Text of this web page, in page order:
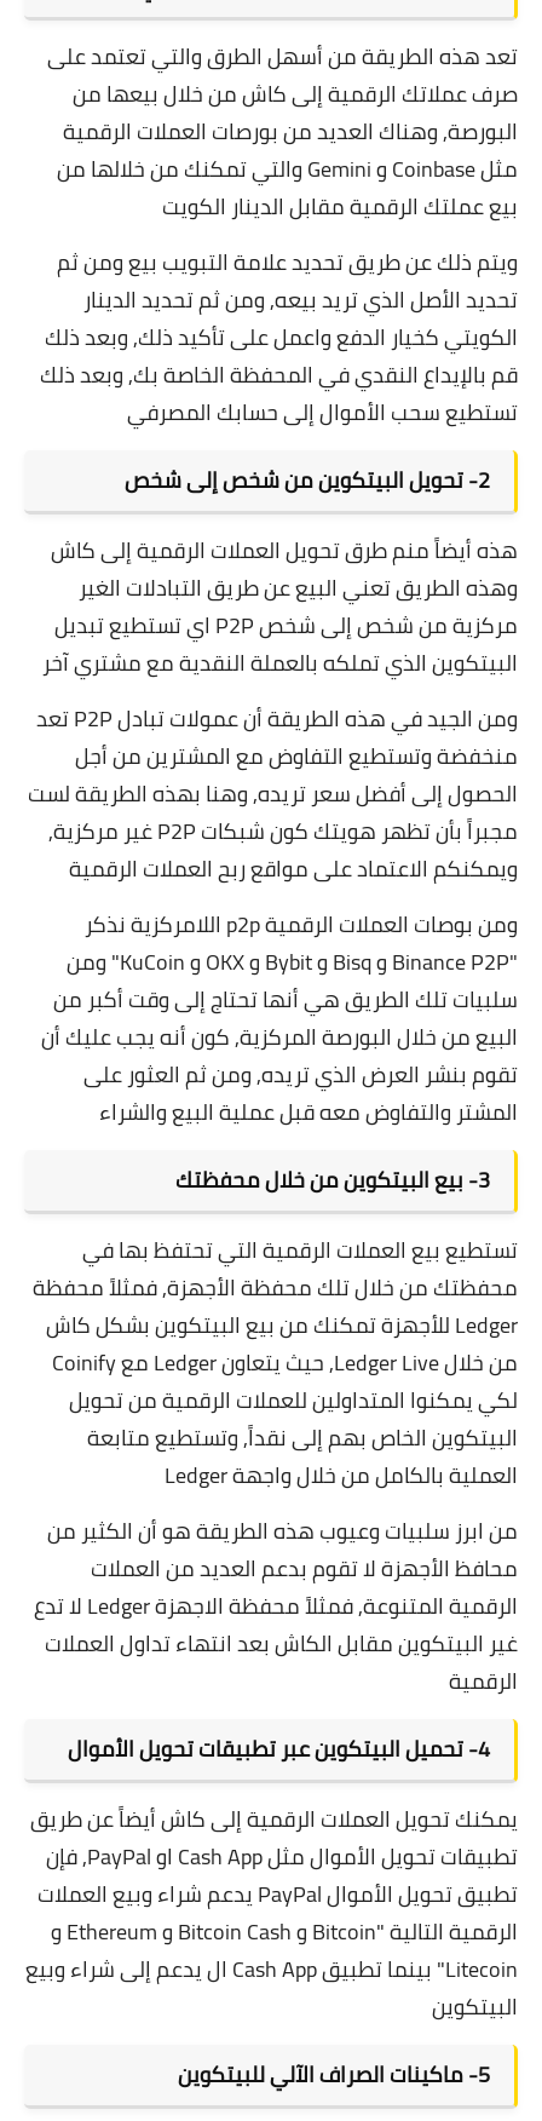
تعد هذه الطريقة من أسهل الطرق والتي تعتمد على
صرف عملاتك الرقمية إلى كاش من خلال بيعها من
البورصة, وهناك العديد من بورصات العملات الرقمية
مثل Coinbase و Gemini والتي تمكنك من خلالها من
بيع عملتك الرقمية مقابل الدينار الكويت
ويتم ذلك عن طريق تحديد علامة التبويب بيع ومن ثم
تحديد الأصل الذي تريد بيعه, ومن ثم تحديد الدينار
الكويتي كخيار الدفع واعمل على تأكيد ذلك, وبعد ذلك
قم بالإيداع النقدي في المحفظة الخاصة بك, وبعد ذلك
تستطيع سحب الأموال إلى حسابك المصرفي
2- تحويل البيتكوين من شخص إلى شخص
هذه أيضاً منم طرق تحويل العملات الرقمية إلى كاش
وهذه الطريق تعني البيع عن طريق التبادلات الغير
مركزية من شخص إلى شخص P2P اي تستطيع تبديل
البيتكوين الذي تملكه بالعملة النقدية مع مشتري آخر
ومن الجيد في هذه الطريقة أن عمولات تبادل P2P تعد
منخفضة وتستطيع التفاوض مع المشترين من أجل
الحصول إلى أفضل سعر تريده, وهنا بهذه الطريقة لست
مجبراً بأن تظهر هويتك كون شبكات P2P غير مركزية,
ويمكنكم الاعتماد علىمواقع ربح العملات الرقمية
ومن بوصات العملات الرقمية p2p اللامركزية نذكر
"Binance P2P و Bisq و Bybit و OKX و KuCoin" ومن
سلبيات تلك الطريق هي أنها تحتاج إلى وقت أكبر من
البيع من خلال البورصة المركزية, كون أنه يجب عليك أن
تقوم بنشر العرض الذي تريده, ومن ثم العثور على
المشتر والتفاوض معه قبل عملية البيع والشراء
3- بيع البيتكوين من خلال محفظتك
تستطيع بيع العملات الرقمية التي تحتفظ بها في
محفظتك من خلال تلك محفظة الأجهزة, فمثلاً محفظة
Ledger للأجهزة تمكنك من بيع البيتكوين بشكل كاش
من خلال Ledger Live, حيث يتعاون Ledger مع Coinify
لكي يمكنوا المتداولين للعملات الرقمية من تحويل
البيتكوين الخاص بهم إلى نقداً, وتستطيع متابعة
العملية بالكامل من خلال واجهة Ledger
من ابرز سلبيات وعيوب هذه الطريقة هو أن الكثير من
محافظ الأجهزة لا تقوم بدعم العديد من العملات
الرقمية المتنوعة, فمثلاً محفظة الاجهزة Ledger لا تدع
غير البيتكوين مقابل الكاش بعد انتهاءتداول العملات
الرقمية
4- تحميل البيتكوين عبر تطبيقات تحويل الأموال
يمكنك تحويل العملات الرقمية إلى كاش أيضاً عن طريق
تطبيقات تحويل الأموال مثل Cash App او PayPal, فإن
تطبيق تحويل الأموال PayPal يدعم شراء وبيع العملات
الرقمية التالية "Bitcoin و Bitcoin Cash و Ethereum و
Litecoin" بينما تطبيق Cash App ال يدعم إلى شراء وبيع
البيتكوين
5- ماكينات الصراف الآلي للبيتكوين